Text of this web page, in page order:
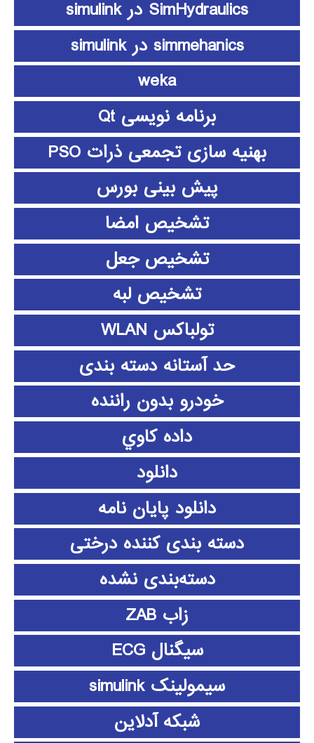
SimHydraulics در simulink
simmehanics در simulink
weka
برنامه نویسی Qt
بهنیه سازی تجمعی ذرات PSO
پیش بینی بورس
تشخیص امضا
تشخیص جعل
تشخیص لبه
تولباکس WLAN
حد آستانه دسته بندی
خودرو بدون راننده
داده كاوي
دانلود
دانلود پايان نامه
دسته بندی کننده درختی
دسته‌بندی نشده
زاب ZAB
سیگنال ECG
سیمولینک simulink
شبکه آدلاین